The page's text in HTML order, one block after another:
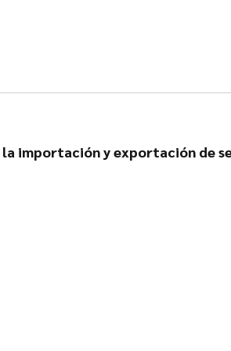
la importación y exportación de